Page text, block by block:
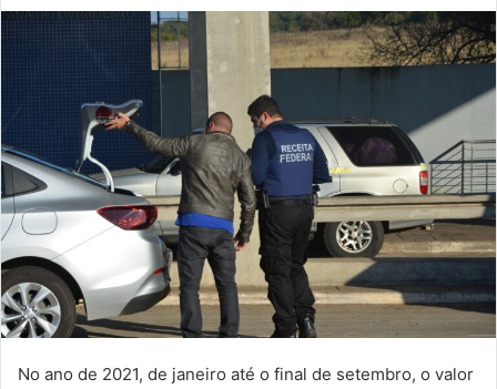
No ano de 2021, de janeiro até o final de setembro, o valor